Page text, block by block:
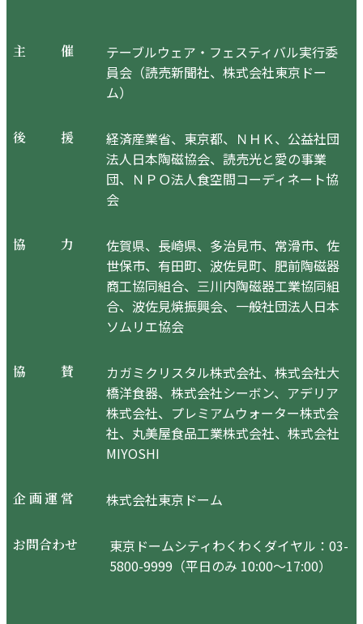
主 催
テーブルウェア・フェスティバル実行委
員会（読売新聞社、株式会社東京ドー
ム）
後 援
経済産業省、東京都、ＮＨＫ、公益社団
法人日本陶磁協会、読売光と愛の事業
団、ＮＰＯ法人食空間コーディネート協
会
協 力
佐賀県、長崎県、多治見市、常滑市、佐
世保市、有田町、波佐見町、肥前陶磁器
商工協同組合、三川内陶磁器工業協同組
合、波佐見焼振興会、一般社団法人日本
ソムリエ協会
協 賛
カガミクリスタル株式会社、株式会社大
橋洋食器、株式会社シーボン、アデリア
株式会社、プレミアムウォーター株式会
社、丸美屋食品工業株式会社、株式会社
MIYOSHI
企画運営 株式会社東京ドーム
お問合わせ
東京ドームシティわくわくダイヤル：03-
5800-9999（平日のみ 10:00～17:00）